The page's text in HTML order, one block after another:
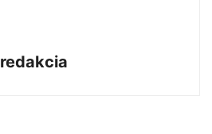
redakcia